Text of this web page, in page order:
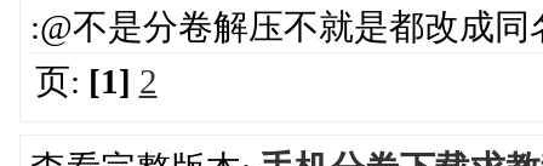
:@不是分卷解压不就是都改成同
页: [1] 2